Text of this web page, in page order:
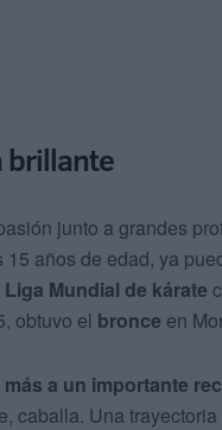
brillante
junto a grandes
años de edad, ya
Mundial de kárate
obtuvo el bronce en
más a un importante
caballa. Una